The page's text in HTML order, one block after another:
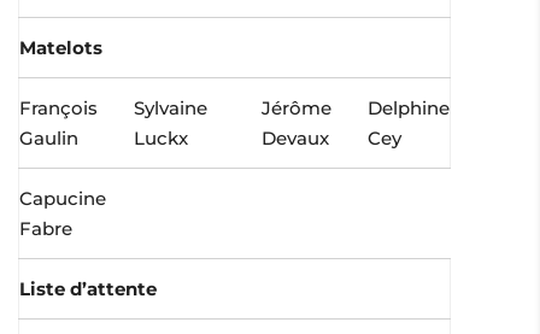
Matelots
François
Gaulin
Sylvaine
Luckx
Jérôme
Devaux
Delphine
Cey
Capucine
Fabre
Liste d’attente